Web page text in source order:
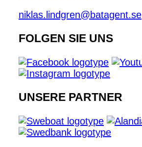
niklas.lindgren@batagent.se
FOLGEN SIE UNS
UNSERE PARTNER